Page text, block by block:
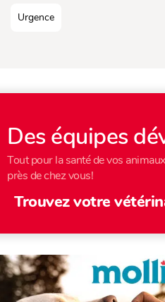
Urgence
Des équipes
Tout pour la santé de vos
près de chez vous!
Trouvez votre